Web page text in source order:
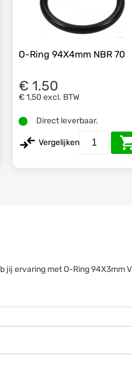
O-Ring 94X4mm NBR 70
€ 1.50
€ 1,50 excl. BTW
Direct leverbaar.
Vergelijken
jij ervaring met O-Ring 94X3mm